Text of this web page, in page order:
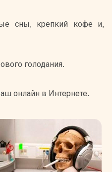
сны, крепкий кофе и,
голодания.
онлайн в Интернете.